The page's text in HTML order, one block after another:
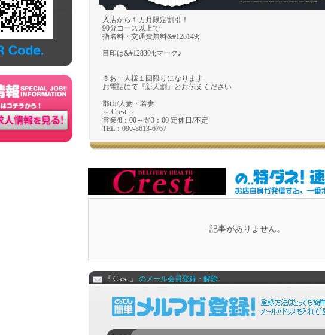
入店から１カ月限定割引！
90分コース以上で
指名料・交通費無料&#128149;
目印は&#128304;マーク♪
※お一人様１回限りになります
お電話にて『新人割』とお伝えください
郡山/人妻・若妻
～ Crest ～
営業/8：00～翌3：00 定休日/不定
TEL：090-8613-6767
記事がありません。